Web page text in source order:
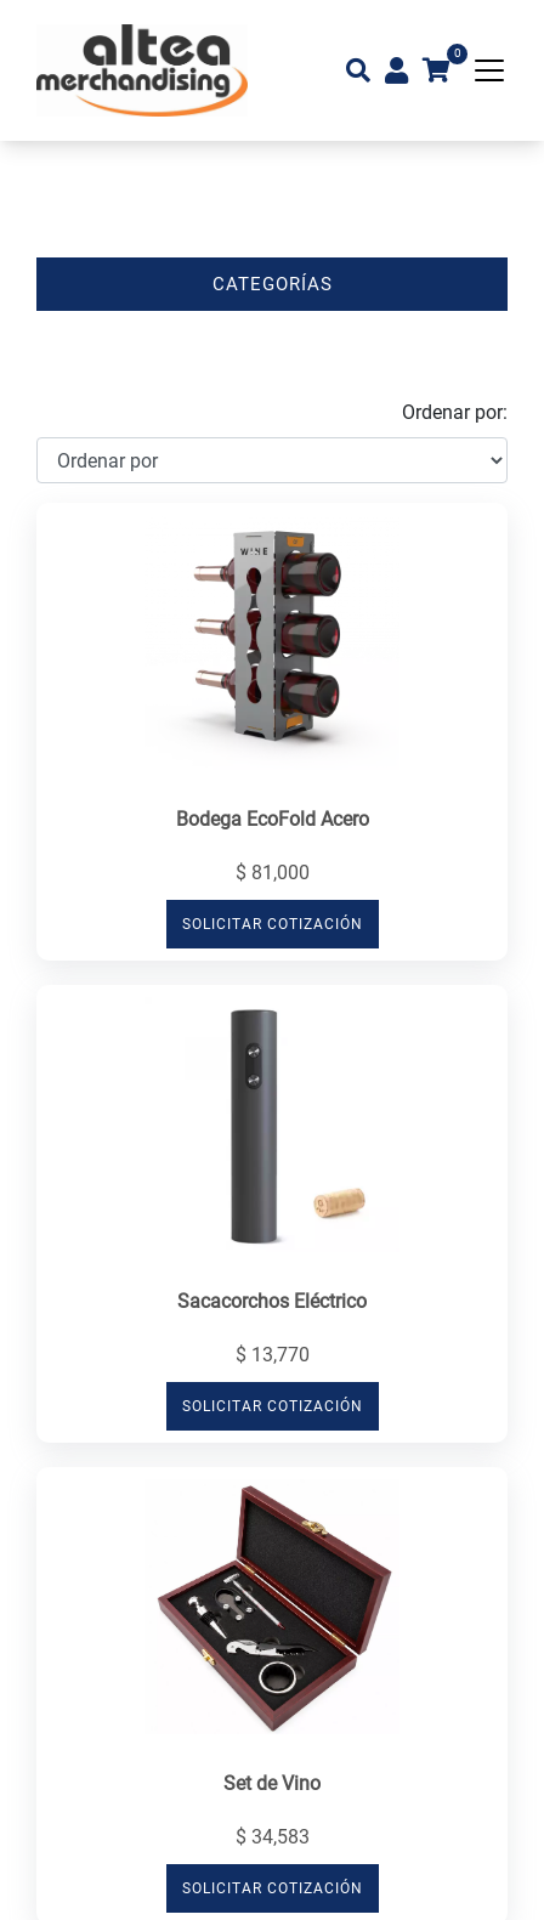
0
CATEGORÍAS
Ordenar por:
Bodega EcoFold Acero
$ 81,000
SOLICITAR COTIZACIÓN
Sacacorchos Eléctrico
$ 13,770
SOLICITAR COTIZACIÓN
Set de Vino
$ 34,583
SOLICITAR COTIZACIÓN